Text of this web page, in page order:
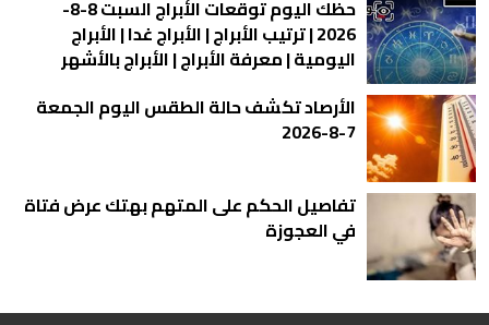
حظك اليوم توقعات الأبراج السبت 8-8-
2026 | ترتيب الأبراج | الأبراج غدا | الأبراج
اليومية | معرفة الأبراج | الأبراج بالأشهر
الأرصاد تكشف حالة الطقس اليوم الجمعة
7-8-2026
تفاصيل الحكم على المتهم بهتك عرض فتاة
في العجوزة